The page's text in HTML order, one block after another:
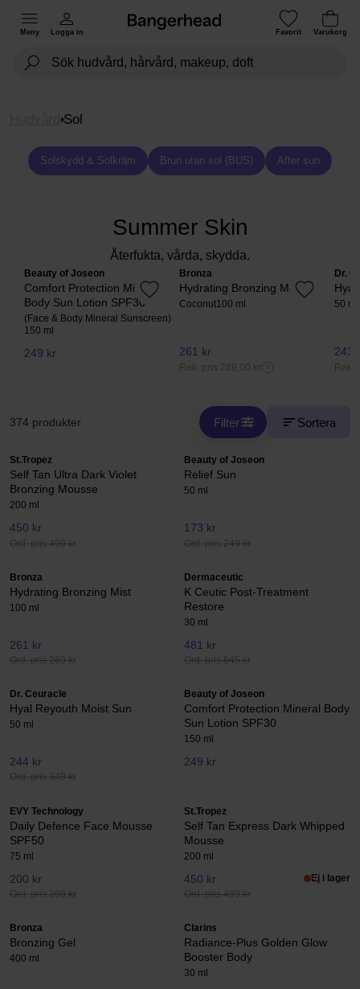
Meny Logga in Favorit Varukorg
Sol
Solskydd & Solkräm Brun utan sol (BUS) After sun
Summer Skin
Återfukta, vårda, skydda.
Beauty of Joseon
Comfort Protection Mineral
Body Sun Lotion SPF30
(Face & Body Mineral Sunscreen)
150 ml
249 kr
Bronza
Hydrating Bronzing Mist
Coconut100 ml
261 kr
Rek. pris 289,00 kr
Dr.
50 ml
374 produkter Filter Sortera
St.Tropez
Self Tan Ultra Dark Violet
Bronzing Mousse
200 ml
450 kr
Ord. pris 499 kr
Beauty of Joseon
Relief Sun
50 ml
173 kr
Ord. pris 249 kr
Bronza
Hydrating Bronzing Mist
100 ml
261 kr
Ord. pris 289 kr
Dermaceutic
K Ceutic Post-Treatment
Restore
30 ml
481 kr
Ord. pris 645 kr
Dr. Ceuracle
Hyal Reyouth Moist Sun
50 ml
244 kr
Ord. pris 349 kr
Beauty of Joseon
Comfort Protection Mineral Body
Sun Lotion SPF30
150 ml
249 kr
EVY Technology
Daily Defence Face Mousse
SPF50
75 ml
200 kr
Ord. pris 269 kr
St.Tropez
Self Tan Express Dark Whipped
Mousse
200 ml
450 kr
Ord. pris 499 kr
Ej i lager
Bronza
Bronzing Gel
400 ml
Clarins
Radiance-Plus Golden Glow
Booster Body
30 ml